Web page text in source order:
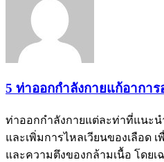
5 ท่าออกกำลังกายแก้อากา
ท่าออกกำลังกายแต่ละท่าที่แนะน
และเพิ่มการไหลเวียนของเลือด
และความตึงของกล้ามเนื้อ โดย